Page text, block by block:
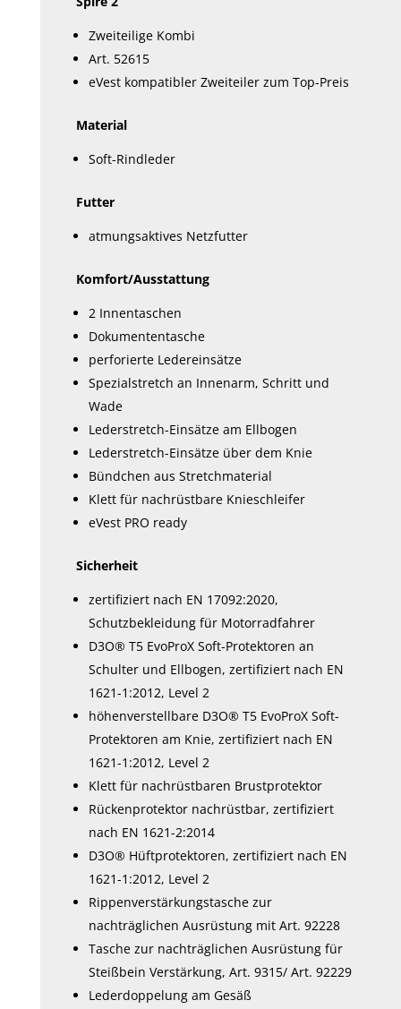
Zweiteilige Kombi
Art. 52615
eVest kompatibler Zweiteiler zum Top-Preis
Material
Soft-Rindleder
Futter
atmungsaktives Netzfutter
Komfort/Ausstattung
2 Innentaschen
Dokumententasche
perforierte Ledereinsätze
Spezialstretch an Innenarm, Schritt und
Wade
Lederstretch-Einsätze am Ellbogen
Lederstretch-Einsätze über dem Knie
Bündchen aus Stretchmaterial
Klett für nachrüstbare Knieschleifer
eVest PRO ready
Sicherheit
zertifiziert nach EN 17092:2020,
Schutzbekleidung für Motorradfahrer
D3O® T5 EvoProX Soft-Protektoren an
Schulter und Ellbogen, zertifiziert nach EN
1621-1:2012, Level 2
höhenverstellbare D3O® T5 EvoProX Soft-
Protektoren am Knie, zertifiziert nach EN
1621-1:2012, Level 2
Klett für nachrüstbaren Brustprotektor
Rückenprotektor nachrüstbar, zertifiziert
nach EN 1621-2:2014
D3O® Hüftprotektoren, zertifiziert nach EN
1621-1:2012, Level 2
Rippenverstärkungstasche zur
nachträglichen Ausrüstung mit Art. 92228
Tasche zur nachträglichen Ausrüstung für
Steißbein Verstärkung, Art. 9315/ Art. 92229
Lederdoppelung am Gesäß